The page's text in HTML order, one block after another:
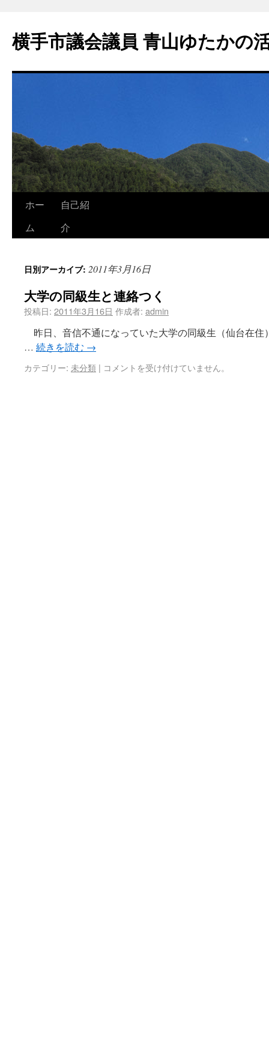
横手市議会議員 青山ゆたかの
ホー
ム
自己紹
介
日別アーカイブ: 2011年3月16日
大学の同級生と連絡つく
投稿日: 2011年3月16日 作成者: admin
昨日、音信不通になっていた大学の同級生（仙台在住
… 続きを読む →
カテゴリー: 未分類 | コメントを受け付けていません。